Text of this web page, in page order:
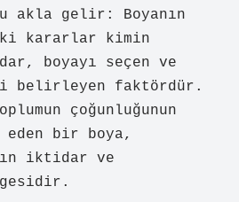
akla gelir: Boyanın
kararlar kimin
boyayı seçen ve
belirleyen faktördür.
çoğunluğunun
bir boya,
iktidar ve